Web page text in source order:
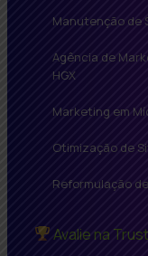
Manutenção de
Agência de
HGX
Marketing em
Otimização de
Reformulação
Avalie na